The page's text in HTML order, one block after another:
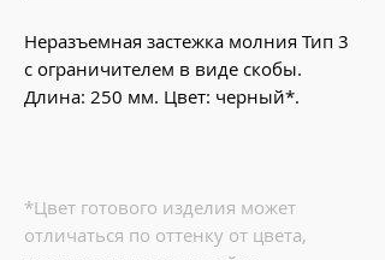
Неразъемная застежка молния Тип 3
с ограничителем в виде скобы.
Длина: 250 мм. Цвет: черный*.
*Цвет готового изделия может
отличаться по оттенку от цвета,